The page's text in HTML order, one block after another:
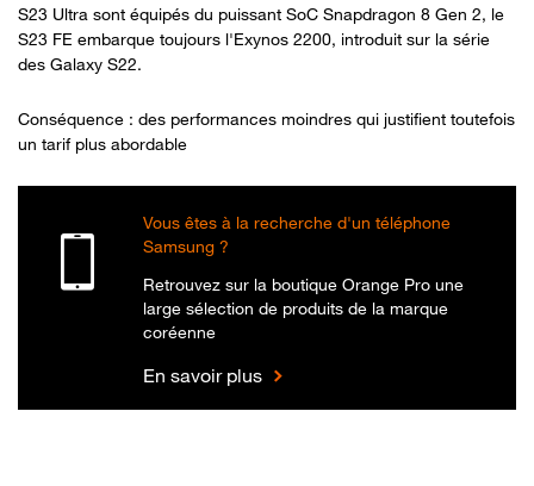
S23 Ultra sont équipés du puissant SoC Snapdragon 8 Gen 2, le
S23 FE embarque toujours l'Exynos 2200, introduit sur la série
des Galaxy S22.
Conséquence : des performances moindres qui justifient toutefois
un tarif plus abordable
Vous êtes à la recherche d'un téléphone
Samsung ?
Retrouvez sur la boutique Orange Pro une
large sélection de produits de la marque
coréenne
En savoir plus